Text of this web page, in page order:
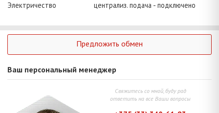
Электричество
централиз. подача - подключено
Предложить обмен
Ваш персональный менеджер
Свяжитесь со мной, буду рад
ответить на все Ваши вопросы